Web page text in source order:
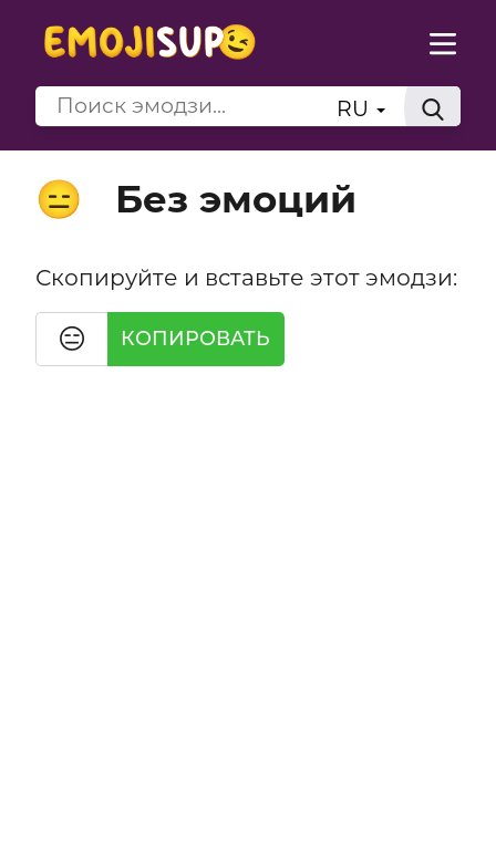
RU
😑 Без эмоций
Скопируйте и вставьте этот эмодзи:
😑 КОПИРОВАТЬ